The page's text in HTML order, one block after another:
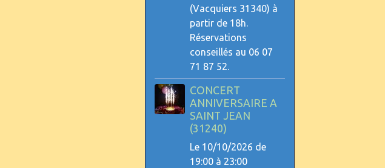
(Vacquiers 31340) à
partir de 18h.
Réservations
conseillés au 06 07
71 87 52.
CONCERT
ANNIVERSAIRE A
SAINT JEAN
(31240)
Le 10/10/2026 de
19:00 à 23:00